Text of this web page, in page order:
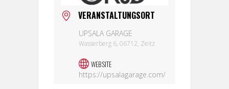
VERANSTALTUNGSORT
UPSALA GARAGE
Wasserberg 6, 06712, Zeitz
WEBSITE
https://upsalagarage.com/